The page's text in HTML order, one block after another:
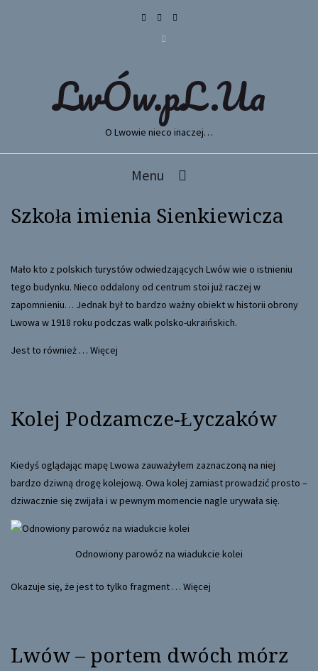
LwÓw.pL.Ua
O Lwowie nieco inaczej…
Menu
Szkoła imienia Sienkiewicza
Mało kto z polskich turystów odwiedzających Lwów wie o istnieniu
tego budynku. Nieco oddalony od centrum stoi już raczej w
zapomnieniu… Jednak był to bardzo ważny obiekt w historii obrony
Lwowa w 1918 roku podczas walk polsko-ukraińskich.
Jest to również … Więcej
Kolej Podzamcze-Łyczaków
Kiedyś oglądając mapę Lwowa zauważyłem zaznaczoną na niej
bardzo dziwną drogę kolejową. Owa kolej zamiast prowadzić prosto –
dziwacznie się zwijała i w pewnym momencie nagle urywała się.
Odnowiony parowóz na wiadukcie kolei
Okazuje się, że jest to tylko fragment … Więcej
Lwów – portem dwóch mórz